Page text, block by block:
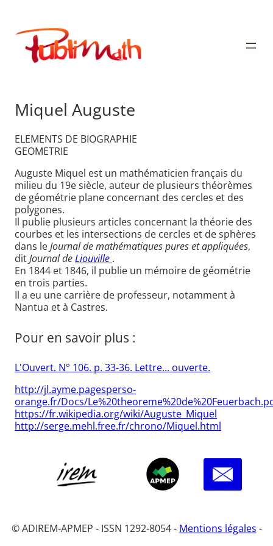
contenu
Publimath
Miquel Auguste
ELEMENTS DE BIOGRAPHIE
GEOMETRIE
Auguste Miquel est un mathématicien français du
milieu du 19e siècle, auteur de plusieurs théorèmes
de géométrie plane concernant des cercles et des
polygones.
Il publie plusieurs articles concernant la théorie des
courbes et les intersections de cercles et de sphères
dans leJournal de mathématiques pures et appliquées,
ditJournal deLiouville .
En 1844 et 1846, il publie un mémoire de géométrie
en trois parties.
Il a eu une carrière de professeur, notamment à
Nantua et à Castres.
Pour en savoir plus :
L'Ouvert. N° 106. p. 33-36. Lettre... ouverte.
http://jl.ayme.pagesperso-
orange.fr/Docs/
https://fr.wikipedia.org/wiki/Auguste_Miquel
http://serge.mehl.free.fr/chrono/Miquel.html
© ADIREM-APMEP - ISSN 1292-8054 - Mentions légales -